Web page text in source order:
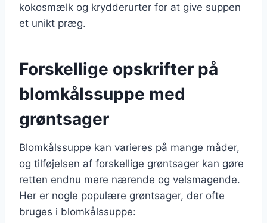
kokosmælk og krydderurter for at give suppen
et unikt præg.
Forskellige opskrifter på
blomkålssuppe med
grøntsager
Blomkålssuppe kan varieres på mange måder,
og tilføjelsen af forskellige grøntsager kan gøre
retten endnu mere nærende og velsmagende.
Her er nogle populære grøntsager, der ofte
bruges i blomkålssuppe: